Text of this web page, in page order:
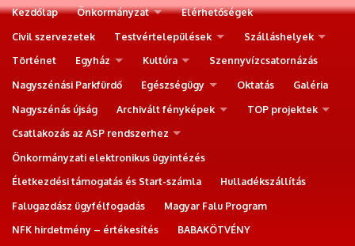
Kezdőlap Önkormányzat
Elérhetőségek
Civil szervezetek
Testvértelepülések
Szálláshelyek
Történet
Egyház Kultúra
Szennyvízcsatornázás
Nagyszénási Parkfürdő
Egészségügy Oktatás
Galéria
Nagyszénás újság
Archivált fényképek
TOP projektek
Csatlakozás az ASP rendszerhez
Önkormányzati elektronikus ügyintézés
Életkezdési támogatás és Start-számla
Hulladékszállítás
Falugazdász ügyfélfogadás
Magyar Falu Program
NFK hirdetmény – értékesítés
BABAKÖTVÉNY